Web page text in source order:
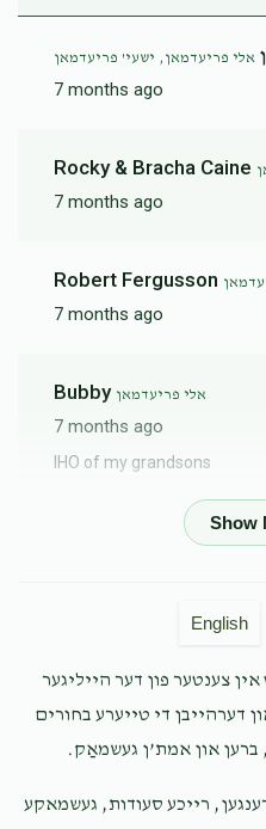
אלי פריעדמאן, ישעי' פריעדמאן
7 months ago
Rocky & Bracha Caine
7 months ago
Robert Fergusson
7 months ago
Bubby אלי פריעדמאן
7 months ago
IHO of my grandsons
אלי פריעדמאן
ישעי'
פריעדמאן, משה שווארץ
English
צענטער פון דער הייליגער
דערהייבן די טייערע בחורים
און אמת’ן געשמאַק.
רייכע סעודות, געשמאקע